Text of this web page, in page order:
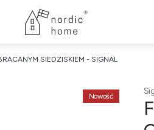
SIEDZISKIEM - SIGNAL
Nowość